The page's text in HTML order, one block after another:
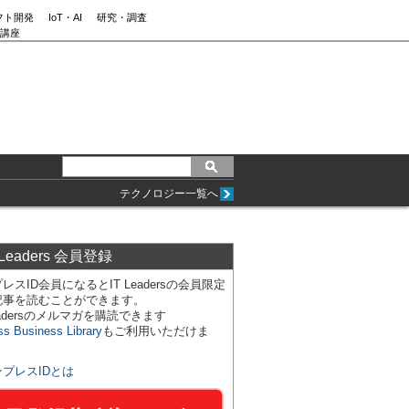
ト開発 IoT・AI
研究・調査
座
テクノロジー一覧へ
会員登録
スID会員になるとIT Leadersの会員限定
を読むことができます。
のメルマガを購読できます
Business Libraryもご利用いただけま
プレスIDとは